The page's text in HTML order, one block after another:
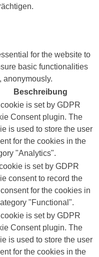
for the website to
basic functionalities
anonymously.
Beschreibung
is set by GDPR
Consent plugin. The
is used to store the user
for the cookies in the
"Analytics".
is set by GDPR
consent to record the
for the cookies in
"Functional".
is set by GDPR
Consent plugin. The
is used to store the user
for the cookies in the